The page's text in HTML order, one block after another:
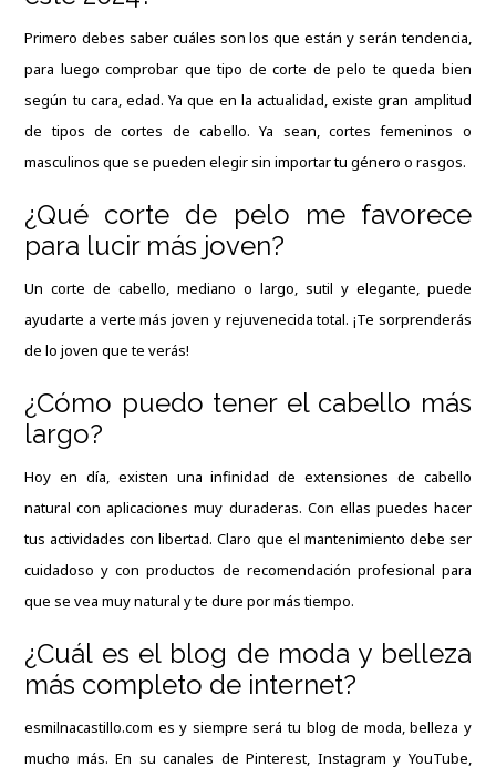
Primero debes saber cuáles son los que están y serán tendencia,
para luego comprobar que tipo de corte de pelo te queda bien
según tu cara, edad. Ya que en la actualidad, existe gran amplitud
de tipos de cortes de cabello. Ya sean, cortes femeninos o
masculinos que se pueden elegir sin importar tu género o rasgos.
¿Qué corte de pelo me favorece
para lucir más joven?
Un corte de cabello, mediano o largo, sutil y elegante, puede
ayudarte a verte más joven y rejuvenecida total. ¡Te sorprenderás
de lo joven que te verás!
¿Cómo puedo tener el cabello más
largo?
Hoy en día, existen una infinidad de extensiones de cabello
natural con aplicaciones muy duraderas. Con ellas puedes hacer
tus actividades con libertad. Claro que el mantenimiento debe ser
cuidadoso y con productos de recomendación profesional para
que se vea muy natural y te dure por más tiempo.
¿Cuál es el blog de moda y belleza
más completo de internet?
esmilnacastillo.com es y siempre será tu blog de moda, belleza y
mucho más. En su canales dePinterest, Instagram y YouTube,